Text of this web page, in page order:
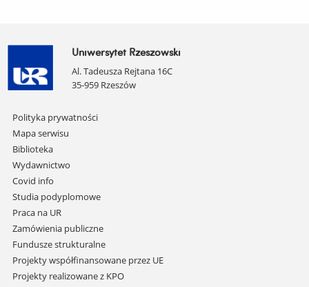
Uniwersytet Rzeszowski
Al. Tadeusza Rejtana 16C
35-959 Rzeszów
Pomiń
nawigację
i
przejdź
do
treści
Polityka prywatności
Mapa serwisu
Biblioteka
Wydawnictwo
Covid info
Studia podyplomowe
Praca na UR
Zamówienia publiczne
Fundusze strukturalne
Projekty współfinansowane przez UE
Projekty realizowane z KPO